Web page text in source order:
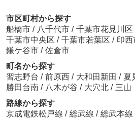
市区町村から探す
船橋市 / 八千代市 / 千葉市花見川区
千葉市中央区 / 千葉市若葉区 / 印西
鎌ケ谷市 / 佐倉市
町名から探す
習志野台 / 前原西 / 大和田新田 / 夏
勝田台南 / 八木が谷 / 大穴北 / 三山
路線から探す
京成電鉄松戸線 / 総武線 / 総武本線